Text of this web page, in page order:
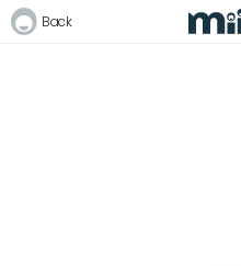
Back